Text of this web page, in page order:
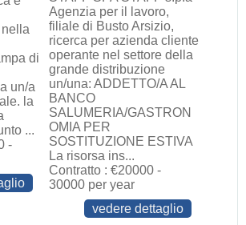
di
un/a
la
...
-
Agenzia per il lavoro,
filiale di Busto Arsizio,
ricerca per azienda cliente
operante nel settore della
grande distribuzione
un/una: ADDETTO/A AL
BANCO
SALUMERIA/GASTRON
OMIA PER
SOSTITUZIONE ESTIVA
La risorsa ins...
Contratto : €20000 -
30000 per year
vedere dettaglio